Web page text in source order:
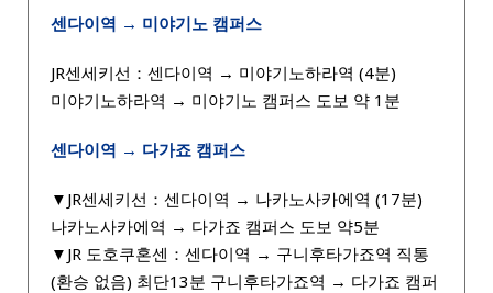
센다이역 → 미야기노 캠퍼스
JR센세키선：센다이역 → 미야기노하라역 (4분)
미야기노하라역 → 미야기노 캠퍼스 도보 약 1분
센다이역 → 다가죠 캠퍼스
▼JR센세키선：센다이역 → 나카노사카에역 (17분)
나카노사카에역 → 다가죠 캠퍼스 도보 약5분
▼JR 도호쿠혼센：센다이역 → 구니후타가죠역 직통
(환승 없음) 최단13분 구니후타가죠역 → 다가죠 캠퍼